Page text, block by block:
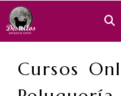
Cursos